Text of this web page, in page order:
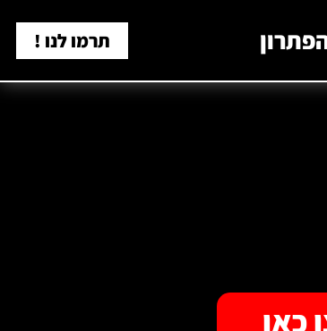
תרמו לנו !
כאן